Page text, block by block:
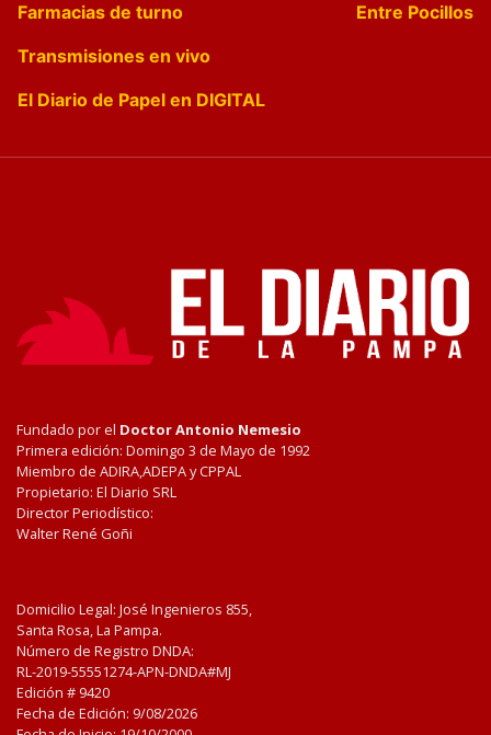
Farmacias de turno
Entre Pocillos
Transmisiones en vivo
El Diario de Papel en DIGITAL
Fundado por el Doctor Antonio Nemesio
Primera edición: Domingo 3 de Mayo de 1992
Miembro de ADIRA,ADEPA y CPPAL
Propietario: El Diario SRL
Director Periodístico:
Walter René Goñi
Domicilio Legal: José Ingenieros 855,
Santa Rosa, La Pampa.
Número de Registro DNDA:
RL-2019-55551274-APN-DNDA#MJ
Edición # 9420
Fecha de Edición: 9/08/2026